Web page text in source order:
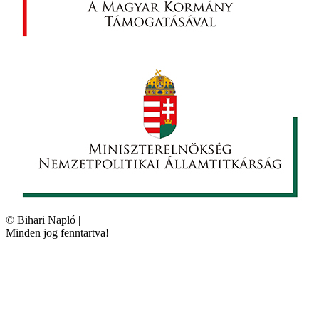
© Bihari Napló |
Minden jog fenntartva!